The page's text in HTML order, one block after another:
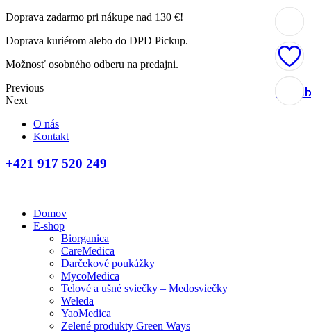
Doprava zadarmo pri nákupe nad 130 €!
Doprava kuriérom alebo do DPD Pickup.
Možnosť osobného odberu na predajni.
Previous
Next
O nás
Kontakt
+421 917 520 249
Domov
E-shop
Biorganica
CareMedica
Darčekové poukážky
MycoMedica
Telové a ušné sviečky – Medosviečky
Weleda
YaoMedica
Zelené produkty Green Ways